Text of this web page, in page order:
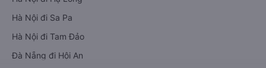
Hà Nội đi Sa Pa
Hà Nội đi Tam Đảo
Đà Nẵng đi Hội An